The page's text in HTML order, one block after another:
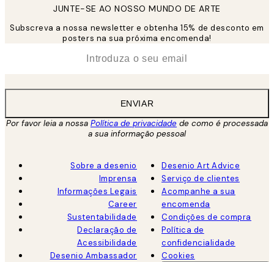
JUNTE-SE AO NOSSO MUNDO DE ARTE
Subscreva a nossa newsletter e obtenha 15% de desconto em
posters na sua próxima encomenda!
ENVIAR
Por favor leia a nossa Política de privacidade de como é processada
a sua informação pessoal
Sobre a desenio
Imprensa
Informações Legais
Career
Sustentabilidade
Declaração de
Acessibilidade
Desenio Ambassador
Desenio Art Advice
Serviço de clientes
Acompanhe a sua
encomenda
Condições de compra
Política de
confidencialidade
Cookies